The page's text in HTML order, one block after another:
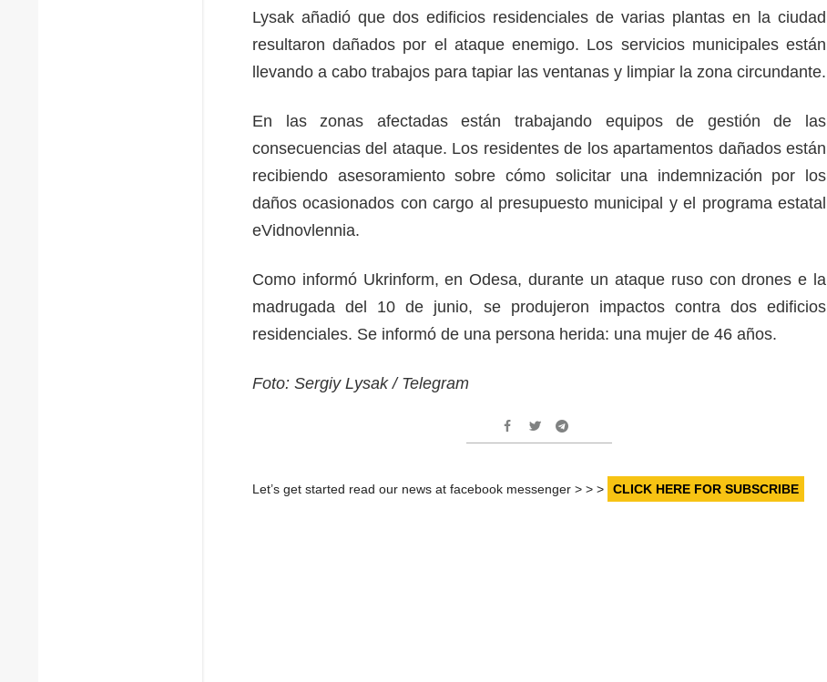
Lysak añadió que dos edificios residenciales de varias plantas en la ciudad
resultaron dañados por el ataque enemigo. Los servicios municipales están
llevando a cabo trabajos para tapiar las ventanas y limpiar la zona circundante.
En las zonas afectadas están trabajando equipos de gestión de las
consecuencias del ataque. Los residentes de los apartamentos dañados están
recibiendo asesoramiento sobre cómo solicitar una indemnización por los
daños ocasionados con cargo al presupuesto municipal y el programa estatal
eVidnovlennia.
Como informó Ukrinform, en Odesa, durante un ataque ruso con drones e la
madrugada del 10 de junio, se produjeron impactos contra dos edificios
residenciales. Se informó de una persona herida: una mujer de 46 años.
Foto: Sergiy Lysak / Telegram
Let’s get started read our news at facebook messenger > > > CLICK HERE FOR SUBSCRIBE